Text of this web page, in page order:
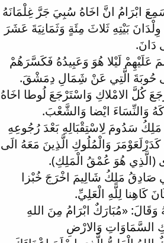
ابْرَامُ انَّ اخَاهُ سُبِيَ جَرَّ غِلْمَانَهُ
وِلْدَانَ بَيْتِهِ ثَلاثَ مِئَةٍ وَثَمَانِيَةَ عَشَرَ
دَانَ.
عَلَيْهِمْ لَيْلا هُوَ وَعَبِيدُهُ فَكَسَّرَهُمْ
حُوبَةَ الَّتِي عَنْ شَِمَالِ دِمَشْقَ.
كُلَّ الامْلاكِ وَاسْتَرْجَعَ لُوطا اخَاهُ
وَالنِّسَاءَ ايْضا وَالشَّعْبَ.
سَدُومَ لِاسْتِقْبَالِهِ بَعْدَ رُجُوعِهِ
وَالْمُلُوكِ الَّذِينَ مَعَهُ الَى
هُوَ عُمْقُ الْمَلِكِ).
صَادِقُ مَلِكُ شَالِيمَ اخْرَجَ خُبْزا
كَاهِنا لِلَّهِ الْعَلِيِّ.
وَقَالَ: «مُبَارَكٌ ابْرَامُ مِنَ اللهِ
السَّمَاوَاتِ وَالارْضِ